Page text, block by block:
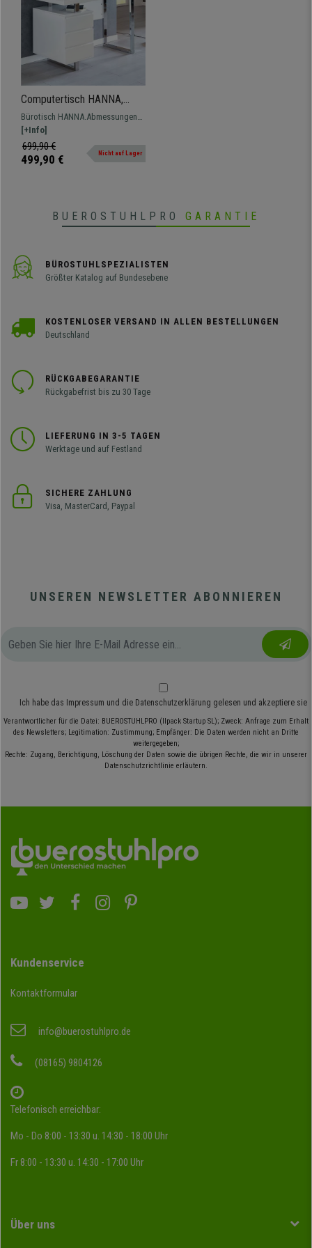
Computertisch HANNA,
Abmessungen 115 x 60 x 76
cm, aus Holz, Farbe Weiß
Bürotisch HANNA.Abmessungen
115 x 60 x 76 cm Höhe.
Computertisch mit exklusivem
Design, schick und praktisch.
[+Info]
699,90 €
499,90 € Nicht auf Lager
BUEROSTUHLPRO GARANTIE
BÜROSTUHLSPEZIALISTEN
Größter Katalog auf Bundesebene
KOSTENLOSER VERSAND IN ALLEN BESTELLUNGEN
Deutschland
RÜCKGABEGARANTIE
Rückgabefrist bis zu 30 Tage
LIEFERUNG IN 3-5 TAGEN
Werktage und auf Festland
SICHERE ZAHLUNG
Visa, MasterCard, Paypal
UNSEREN NEWSLETTER ABONNIEREN
Ich habe das Impressum und die Datenschutzerklärung gelesen und akzeptiere sie
Verantwortlicher für die Datei: BUEROSTUHLPRO (Ilpack Startup SL); Zweck: Anfrage zum Erhalt
des Newsletters; Legitimation: Zustimmung; Empfänger: Die Daten werden nicht an Dritte
weitergegeben;
Rechte: Zugang, Berichtigung, Löschung der Daten sowie die übrigen Rechte, die wir in unserer
Datenschutzrichtlinie erläutern.
Kundenservice
Kontaktformular
info@buerostuhlpro.de
(08165) 9804126
Telefonisch erreichbar:
Mo - Do 8:00 - 13:30 u. 14:30 - 18:00 Uhr
Fr 8:00 - 13:30 u. 14:30 - 17:00 Uhr
Über uns